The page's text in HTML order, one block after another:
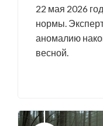
22 мая 2026
нормы.
аномалию
весной.